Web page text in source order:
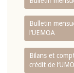
Bulletin
l‘UEMOA
Bilans et
crédit de